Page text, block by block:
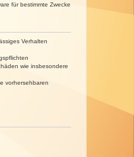
für bestimmte Zwecke
Verhalten
wie insbesondere
vorhersehbaren